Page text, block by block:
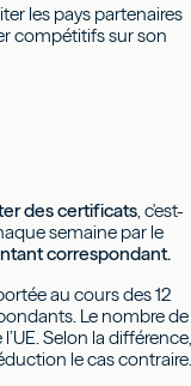
les pays partenaires
compétitifs sur son
des certificats, c'est-
semaine par le
correspondant.
au cours des 12
Le nombre de
Selon la différence,
le cas contraire.